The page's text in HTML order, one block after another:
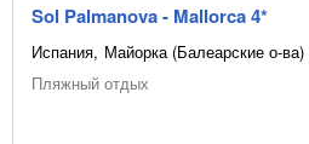
Sol Palmanova - Mallorca 4*
Испания Майорка (Балеарские о-ва)
Пляжный отдых